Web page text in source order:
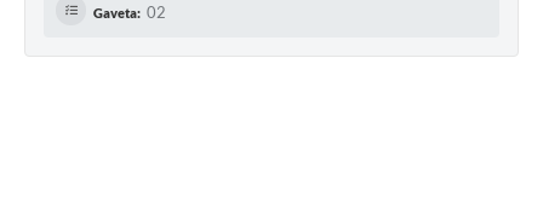
Gaveta: 02